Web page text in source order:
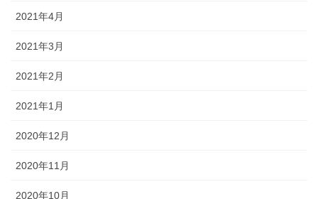
2021年4月
2021年3月
2021年2月
2021年1月
2020年12月
2020年11月
2020年10月